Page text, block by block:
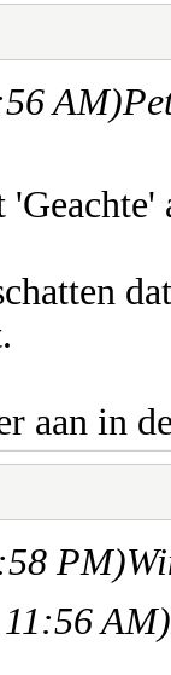
AM)
aan in
PM)
AM)